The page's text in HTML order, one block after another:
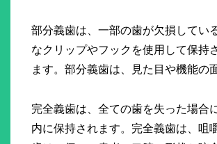
部分義歯は、一部の歯が欠損してい
なクリップやフックを使用して保持
ます。部分義歯は、見た目や機能の
完全義歯は、全ての歯を失った場合
内に保持されます。完全義歯は、咀